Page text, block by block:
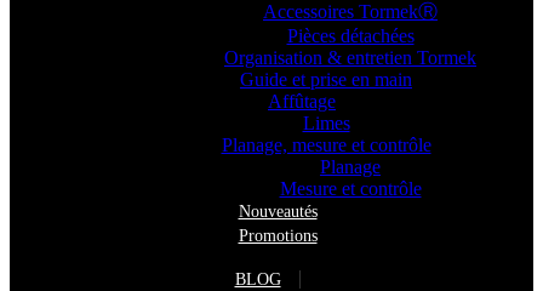
Accessoires TormekⓇ
Pièces détachées
Organisation & entretien Tormek
Guide et prise en main
Affûtage
Limes
Planage, mesure et contrôle
Planage
Mesure et contrôle
Nouveautés
Promotions
BLOG